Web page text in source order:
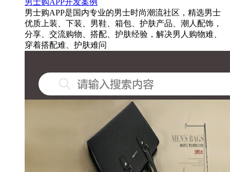
男士购APP开发案例
男士购APP是国内专业的男士时尚潮流社区，精选男士
优质上装、下装、男鞋、箱包、护肤产品、潮人配饰，
分享、交流购物、搭配、护肤经验，解决男人购物难、
穿着搭配难、护肤难问